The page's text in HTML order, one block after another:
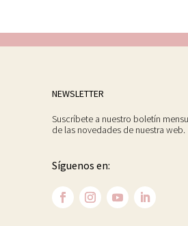
NEWSLETTER
Suscríbete a nuestro boletín
de las novedades de nuestra web.
Síguenos en: